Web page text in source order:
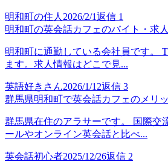
明和町の住人 2026/2/1返信 1
明和町の英会話カフェのバイト・求
明和町に通勤している会社員です。
ます。求人情報はどこで見...
英語好きさん2026/1/12返信 3
群馬県明和町で英会話カフェのメリ
群馬県在住のアラサーです。 国際交
ールやオンライン英会話と比べ...
英会話初心者2025/12/26返信 2